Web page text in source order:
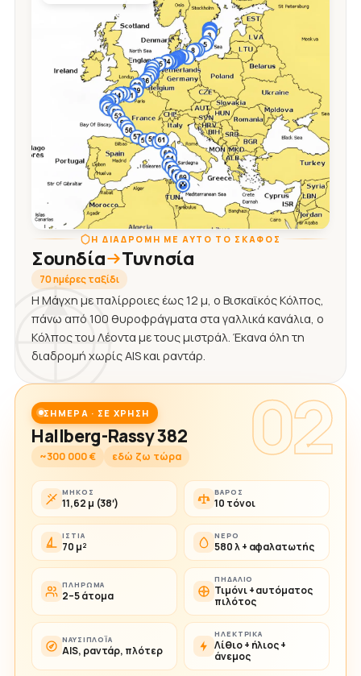
Η ΔΙΑΔΡΟΜΉ ΜΕ ΑΥΤΌ ΤΟ ΣΚΆΦΟΣ
Σουηδία Τυνησία
70 ημέρες ταξίδι
Η Μάγχη με παλίρροιες έως 12 μ, ο Βισκαϊκός Κόλπος,
πάνω από 100 θυροφράγματα στα γαλλικά κανάλια, ο
Κόλπος του Λέοντα με τους μιστράλ. Έκανα όλη τη
διαδρομή χωρίς AIS και ραντάρ.
02
ΣΉΜΕΡΑ · ΣΕ ΧΡΉΣΗ
Hallberg-Rassy 382
~300 000 € εδώ ζω τώρα
ΜΉΚΟΣ
11,62 μ (38′)
ΒΆΡΟΣ
10 τόνοι
ΙΣΤΊΑ
70 μ²
ΝΕΡΌ
580 λ + αφαλατωτής
ΠΛΉΡΩΜΑ
2–5 άτομα
ΠΗΔΆΛΙΟ
Τιμόνι + αυτόματος
πιλότος
ΝΑΥΣΙΠΛΟΪ́Α
AIS, ραντάρ, πλότερ
ΗΛΕΚΤΡΙΚΆ
Λίθιο + ήλιος +
άνεμος